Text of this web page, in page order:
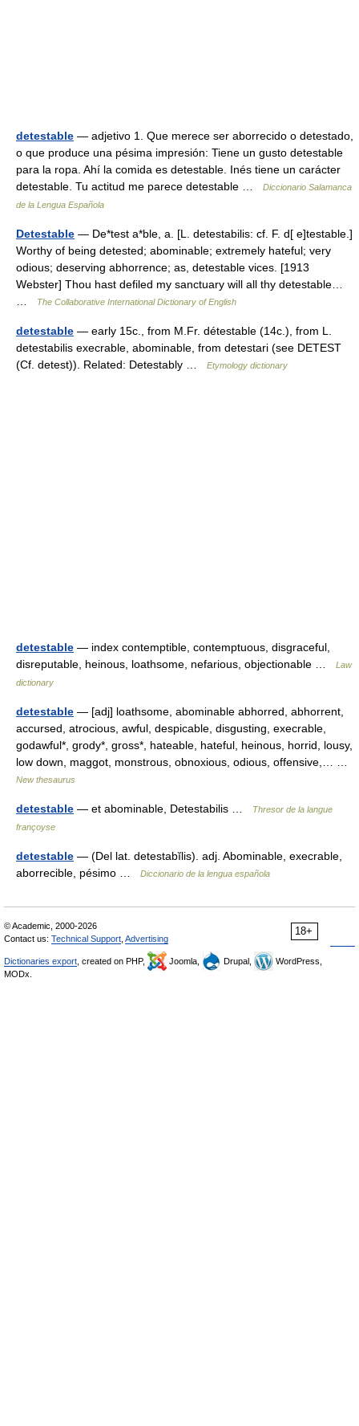
detestable — adjetivo 1. Que merece ser aborrecido o detestado,
o que produce una pésima impresión: Tiene un gusto detestable
para la ropa. Ahí la comida es detestable. Inés tiene un carácter
detestable. Tu actitud me parece detestable …
Diccionario Salamanca
de la Lengua Española
Detestable — De*test a*ble, a. [L. detestabilis: cf. F. d[ e]testable.]
Worthy of being detested; abominable; extremely hateful; very
odious; deserving abhorrence; as, detestable vices. [1913
Webster] Thou hast defiled my sanctuary will all thy detestable…
The Collaborative International Dictionary of English
detestable — early 15c., from M.Fr. détestable (14c.), from L.
detestabilis execrable, abominable, from detestari (see DETEST
(Cf. detest)). Related: Detestably …
Etymology dictionary
detestable — index contemptible, contemptuous, disgraceful,
disreputable, heinous, loathsome, nefarious, objectionable …
Law
dictionary
detestable — [adj] loathsome, abominable abhorred, abhorrent,
accursed, atrocious, awful, despicable, disgusting, execrable,
godawful*, grody*, gross*, hateable, hateful, heinous, horrid, lousy,
low down, maggot, monstrous, obnoxious, odious, offensive,… …
New thesaurus
detestable — et abominable, Detestabilis …
Thresor de la langue
françoyse
detestable — (Del lat. detestabĭlis). adj. Abominable, execrable,
aborrecible, pésimo …
Diccionario de la lengua española
18+
© Academic, 2000-2026
Contact us: Technical Support Advertising
Dictionaries export , created on PHP, Joomla, Drupal,
WordPress,
MODx.